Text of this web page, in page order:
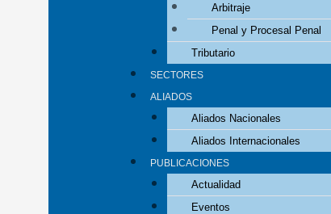
Arbitraje
Penal y Procesal Penal
Tributario
SECTORES
ALIADOS
Aliados Nacionales
Aliados Internacionales
PUBLICACIONES
Actualidad
Eventos